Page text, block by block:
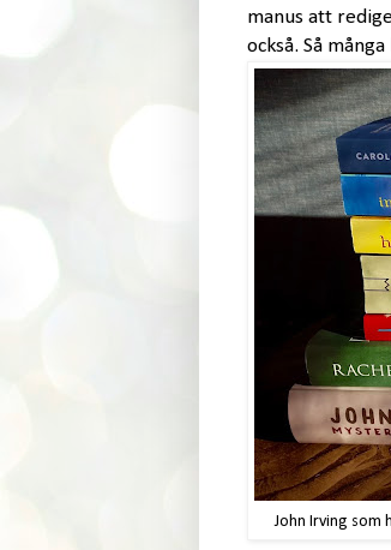
manus att
också. Så
John Irving som